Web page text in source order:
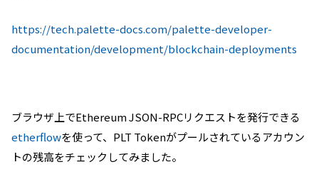
https://tech.palette-docs.com/palette-developer-
documentation/development/blockchain-deployments
ブラウザ上でEthereum JSON-RPCリクエストを発行できる
etherflowを使って、PLT Tokenがプールされているアカウン
トの残高をチェックしてみました。